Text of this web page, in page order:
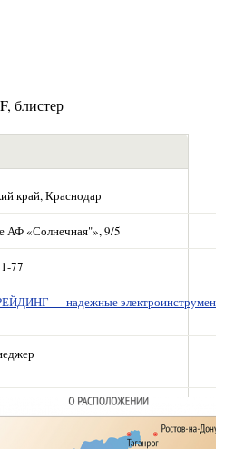
блистер
край, Краснодар
АФ «Солнечная"», 9/5
77
— надежные